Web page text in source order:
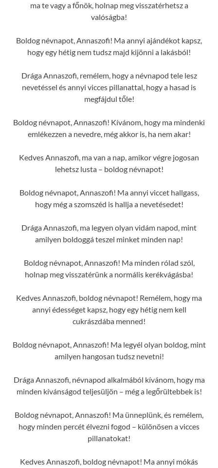
ma te vagy a főnök, holnap meg visszatérhetsz a
valóságba!
Boldog névnapot, Annaszofi! Ma annyi ajándékot kapsz,
hogy egy hétig nem tudsz majd kijönni a lakásból!
Drága Annaszofi, remélem, hogy a névnapod tele lesz
nevetéssel és annyi vicces pillanattal, hogy a hasad is
megfájdul tőle!
Boldog névnapot, Annaszofi! Kívánom, hogy ma mindenki
emlékezzen a nevedre, még akkor is, ha nem akar!
Kedves Annaszofi, ma van a nap, amikor végre jogosan
lehetsz lusta – boldog névnapot!
Boldog névnapot, Annaszofi! Ma annyi viccet hallgass,
hogy még a szomszéd is hallja a nevetésedet!
Drága Annaszofi, ma legyen olyan vidám napod, mint
amilyen boldoggá teszel minket minden nap!
Boldog névnapot, Annaszofi! Ma minden rólad szól,
holnap meg visszatérünk a normális kerékvágásba!
Kedves Annaszofi, boldog névnapot! Remélem, hogy ma
annyi édességet kapsz, hogy egy hétig nem kell
cukrászdába menned!
Boldog névnapot, Annaszofi! Ma legyél olyan boldog, mint
amilyen hangosan tudsz nevetni!
Drága Annaszofi, névnapod alkalmából kívánom, hogy ma
minden kívánságod teljesüljön – még a legőrültebbek is!
Boldog névnapot, Annaszofi! Ma ünneplünk, és remélem,
hogy minden percét élvezni fogod – különösen a vicces
pillanatokat!
Kedves Annaszofi, boldog névnapot! Ma annyi mókás